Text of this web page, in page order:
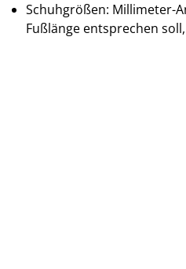
Schuhgrößen: Millimeter-
Fußlänge entsprechen